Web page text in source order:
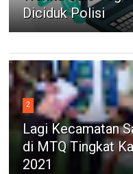
Diciduk Polisi
2
Lagi Kecamatan
di MTQ Tingkat
2021